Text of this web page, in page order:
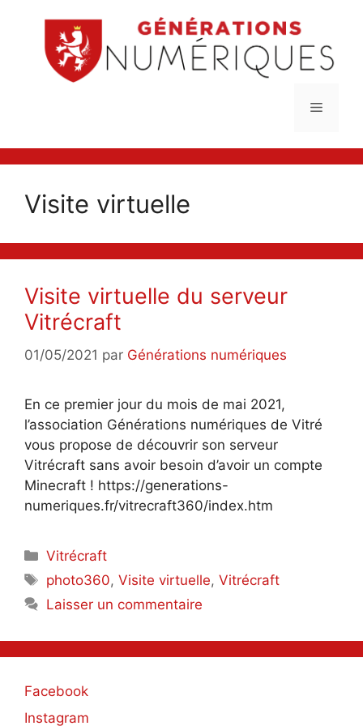
contenu
Menu
Visite virtuelle
Visite virtuelle du serveur
Vitrécraft
01/05/2021 par Générations numériques
En ce premier jour du mois de mai 2021,
l’association Générations numériques de Vitré
vous propose de découvrir son serveur
Vitrécraft sans avoir besoin d’avoir un compte
Minecraft ! https://generations-
numeriques.fr/vitrecraft360/index.htm
Catégories
Vitrécraft
Étiquettes
photo360,Visite virtuelle,Vitrécraft
Laisser un commentaire
Facebook
Instagram